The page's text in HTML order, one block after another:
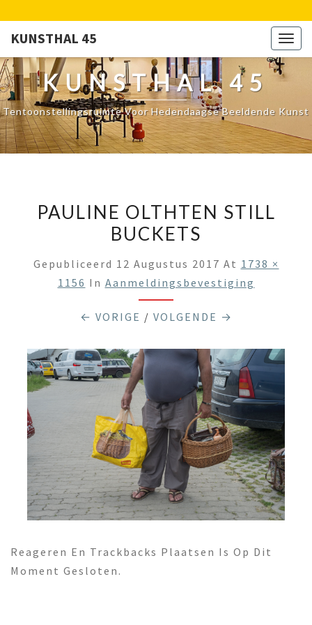
KUNSTHAL 45
KUNSTHAL 45
Tentoonstellingsruimte Voor Hedendaagse Beeldende Kunst
PAULINE OLTHTEN STILL
BUCKETS
Gepubliceerd 12 Augustus 2017 At 1738 ×
1156 In Aanmeldingsbevestiging
← VORIGE / VOLGENDE →
Reageren En Trackbacks Plaatsen Is Op Dit
Moment Gesloten.